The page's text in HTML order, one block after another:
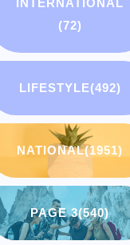
(72)
LIFESTYLE(492)
NATIONAL(1951)
PAGE 3(540)